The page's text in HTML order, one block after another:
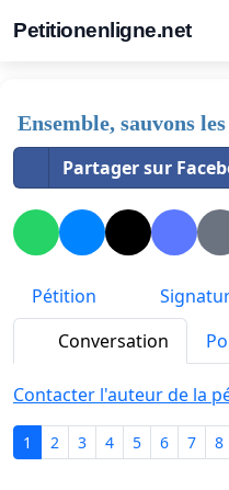
Petitionenligne.net
Ensemble, sauvons
Partager sur
Pétition
Conversation
Contacter l'auteur de la
1 2 3 4 5 6 7 8